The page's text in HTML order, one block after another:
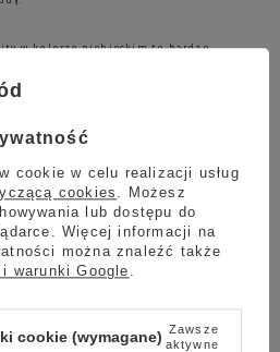
w kolorze niebieskim to bardzo
zaoszczędzić pieniądze na
ze sklepu oraz zmniejszamy
nam 300 plastikowych butelek wody
butelki wprowadzone przez
może mieć napis pionowy lub
cookie w celu realizacji usług
cookies
. Możesz
lub dostępu do
Więcej informacji na
można znaleźć także
warunki Google
cookie (wymagane) Zawsze
aktywne